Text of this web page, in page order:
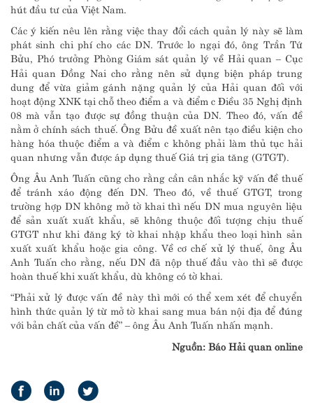
hút đầu tư của Việt Nam.
Các ý kiến nêu lên rằng việc thay đổi cách quản lý này sẽ làm
phát sinh chi phí cho các DN. Trước lo ngại đó, ông Trần Tứ
Bửu, Phó trưởng Phòng Giám sát quản lý về Hải quan – Cục
Hải quan Đồng Nai cho rằng nên sử dụng biện pháp trung
dung để vừa giảm gánh nặng quản lý của Hải quan đối với
hoạt động XNK tại chỗ theo điểm a và điểm c Điều 35 Nghị định
08 mà vẫn tạo được sự đồng thuận của DN. Theo đó, vấn đề
nằm ở chính sách thuế. Ông Bửu đề xuất nên tạo điều kiện cho
hàng hóa thuộc điểm a và điểm c không phải làm thủ tục hải
quan nhưng vẫn được áp dụng thuế Giá trị gia tăng (GTGT).
Ông Âu Anh Tuấn cũng cho rằng cần cân nhắc kỹ vấn đề thuế
để tránh xáo động đến DN. Theo đó, về thuế GTGT, trong
trường hợp DN không mở tờ khai thì nếu DN mua nguyên liệu
để sản xuất xuất khẩu, sẽ không thuộc đối tượng chịu thuế
GTGT như khi đăng ký tờ khai nhập khẩu theo loại hình sản
xuất xuất khẩu hoặc gia công. Về cơ chế xử lý thuế, ông Âu
Anh Tuấn cho rằng, nếu DN đã nộp thuế đầu vào thì sẽ được
hoàn thuế khi xuất khẩu, dù không có tờ khai.
“Phải xử lý được vấn đề này thì mới có thể xem xét để chuyển
hình thức quản lý từ mở tờ khai sang mua bán nội địa để đúng
với bản chất của vấn đề” – ông Âu Anh Tuấn nhấn mạnh.
Nguồn: Báo Hải quan online